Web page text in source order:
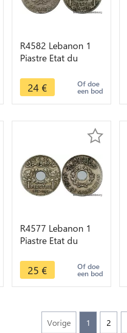
R4582 Lebanon 1
Piastre Etat du
Paris -> Make offer
24 € Of doe
een bod
R4577 Lebanon 1
Piastre Etat du
Paris -> Make offer
25 € Of doe
een bod
Vorige 1 2